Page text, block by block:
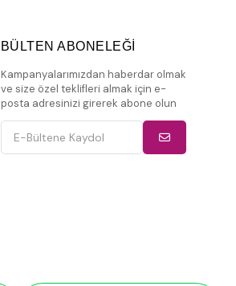
BÜLTEN ABONELEĞİ
Kampanyalarımızdan haberdar olmak
ve size özel teklifleri almak için e-
posta adresinizi girerek abone olun